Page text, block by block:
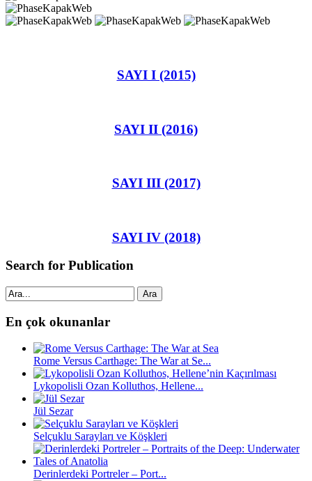
SAYI I (2015)
SAYI II (2016)
SAYI III (2017)
SAYI IV (2018)
Search for Publication
Ara
En çok okunanlar
Rome Versus Carthage: The War at Se...
Lykopolisli Ozan Kolluthos, Hellene...
Jül Sezar
Selçuklu Sarayları ve Köşkleri
Derinlerdeki Portreler – Port...